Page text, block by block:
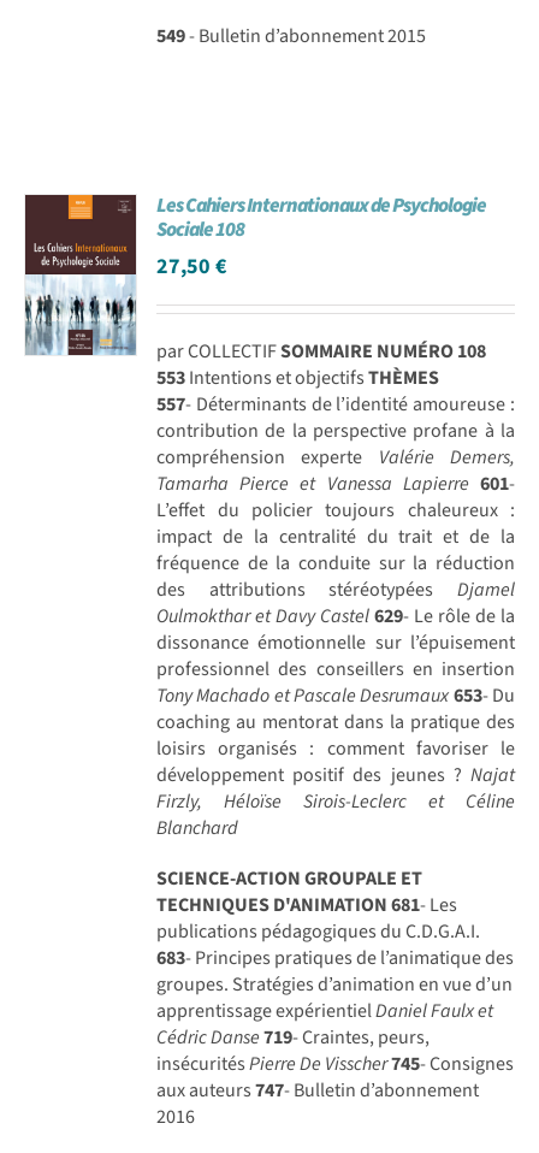
549- Bulletin d’abonnement 2015
Les Cahiers Internationaux de Psychologie
Sociale 108
27,50€
par COLLECTIFSOMMAIRE NUMÉRO 108
553Intentions et objectifsTHÈMES
557- Déterminants de l’identité amoureuse :
contribution de la perspective profane à la
compréhension experte Valérie Demers,
Tamarha Pierce et Vanessa Lapierre 601-
L’effet du policier toujours chaleureux :
impact de la centralité du trait et de la
fréquence de la conduite sur la réduction
des attributions stéréotypées Djamel
Oulmokthar et Davy Castel629- Le rôle de la
dissonance émotionnelle sur l’épuisement
professionnel des conseillers en insertion
Tony Machado et Pascale Desrumaux653- Du
coaching au mentorat dans la pratique des
loisirs organisés : comment favoriser le
développement positif des jeunes ? Najat
Firzly, Héloïse Sirois-Leclerc et Céline
Blanchard
SCIENCE-ACTION GROUPALE ET
TECHNIQUES D'ANIMATION681- Les
publications pédagogiques du C.D.G.A.I.
683- Principes pratiques de l’animatique des
groupes. Stratégies d’animation en vue d’un
apprentissage expérientielDaniel Faulx et
Cédric Danse719- Craintes, peurs,
insécuritésPierre De Visscher745- Consignes
aux auteurs747- Bulletin d’abonnement
2016